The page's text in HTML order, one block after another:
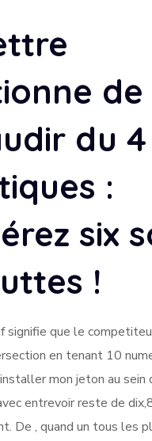
de
du 4
:
six
!
signifie que le
en tenant 10
installer mon jeton au sein
entrevoir reste de
De , quand un tous les